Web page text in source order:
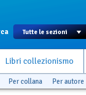
Libri collezionismo
Per collana Per autore